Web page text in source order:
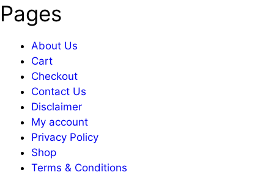
Pages
About Us
Cart
Checkout
Contact Us
Disclaimer
My account
Privacy Policy
Shop
Terms & Conditions